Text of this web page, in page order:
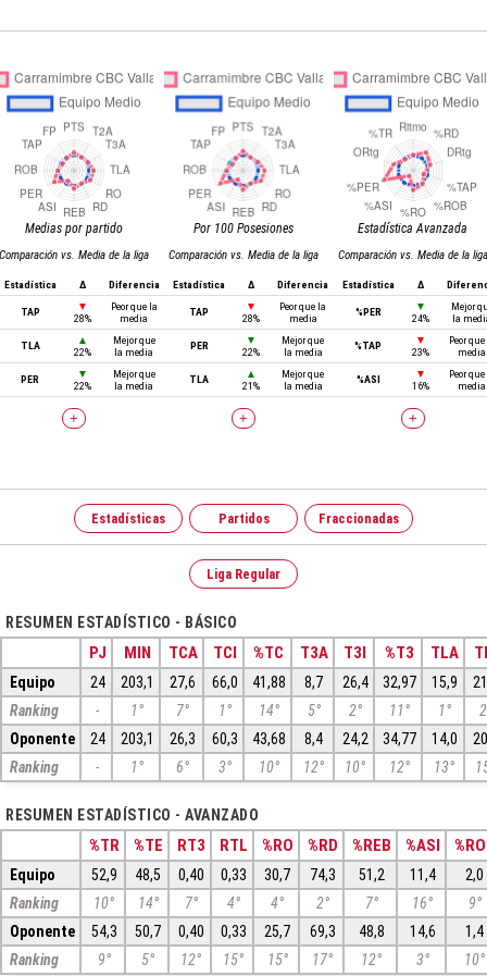
Medias por partido
Comparación vs. Media de la liga
Estadística Δ Diferencia
TAP
▼
28%
Peor que la
media
TLA
▲
22%
Mejor que
la media
PER
▼
22%
Mejor que
la media
+
Por 100 Posesiones
Comparación vs. Media de la liga
Estadística Δ Diferencia
TAP
▼
28%
Peor que la
media
PER
▼
22%
Mejor que
la media
TLA
▲
21%
Mejor que
la media
+
Estadística Avanzada
Comparación vs. Media de la liga
Estadística Δ
%PER
▼
24%
Mejor
la
%TAP
▼
23%
Peor
media
%ASI
▼
16%
Peor
media
+
Estadísticas Partidos Fraccionadas
Liga Regular
RESUMEN ESTADÍSTICO - BÁSICO
PJ MIN TCA TCI %TC T3A T3I %T3 TLA
Equipo 24 203,1 27,6 66,0 41,88 8,7 26,4 32,97 15,9
Ranking
- 1° 7° 1° 14° 5° 2° 11° 1°
Oponente
24 203,1 26,3 60,3 43,68 8,4 24,2 34,77 14,0
Ranking
- 1° 6° 3° 10° 12° 10° 12° 13°
RESUMEN ESTADÍSTICO - AVANZADO
%TR %TE RT3 RTL %RO %RD %REB %ASI
Equipo 52,9 48,5 0,40 0,33 30,7 74,3 51,2 11,4
2,0
Ranking
10° 14° 7° 4° 4° 2° 7° 16°
9°
Oponente
54,3 50,7 0,40 0,33 25,7 69,3 48,8 14,6
1,4
Ranking
9° 5° 12° 15° 15° 17° 12° 3° 10°